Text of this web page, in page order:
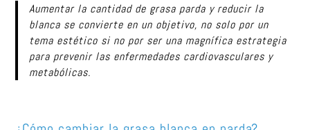
Aumentar la cantidad de grasa parda y reducir la
blanca se convierte en un objetivo, no solo por un
tema estético si no por ser una magnífica estrategia
para prevenir las enfermedades cardiovasculares y
metabólicas.